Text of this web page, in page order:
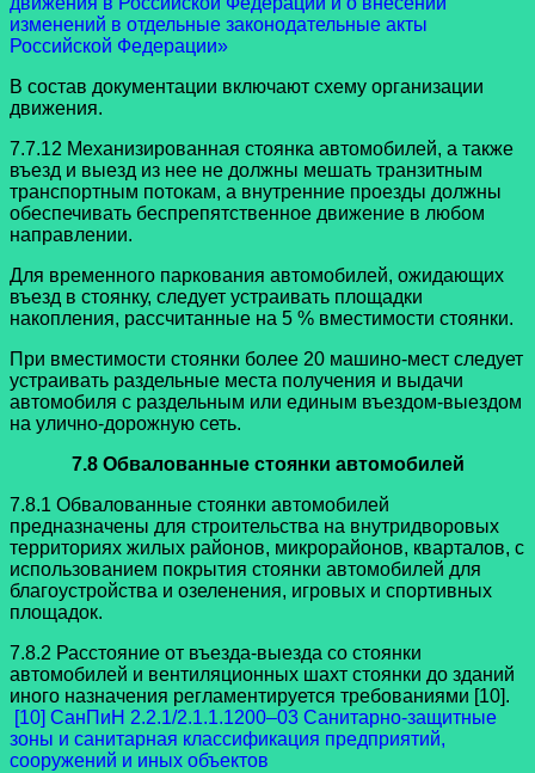
изменений в отдельные законодательные акты
Российской Федерации»
В состав документации включают схему организации
движения.
7.7.12 Механизированная стоянка автомобилей, а также
въезд и выезд из нее не должны мешать транзитным
транспортным потокам, а внутренние проезды должны
обеспечивать беспрепятственное движение в любом
направлении.
Для временного паркования автомобилей, ожидающих
въезд в стоянку, следует устраивать площадки
накопления, рассчитанные на 5 % вместимости стоянки.
При вместимости стоянки более 20 машино-мест следует
устраивать раздельные места получения и выдачи
автомобиля с раздельным или единым въездом-выездом
на улично-дорожную сеть.
7.8 Обвалованные стоянки автомобилей
7.8.1 Обвалованные стоянки автомобилей
предназначены для строительства на внутридворовых
территориях жилых районов, микрорайонов, кварталов, с
использованием покрытия стоянки автомобилей для
благоустройства и озеленения, игровых и спортивных
площадок.
7.8.2 Расстояние от въезда-выезда со стоянки
автомобилей и вентиляционных шахт стоянки до зданий
иного назначения регламентируется требованиями [10].
[10] СанПиН 2.2.1/2.1.1.1200–03 Санитарно-защитные
зоны и санитарная классификация предприятий,
сооружений и иных объектов